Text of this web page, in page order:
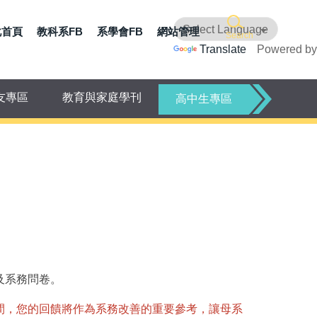
Powered by
Translate
頁 教科系FB 系學會FB 網站管理 Search
專區 教育與家庭學刊 高中生專區
務問卷。
您的回饋將作為系務改善的重要參考，讓母系